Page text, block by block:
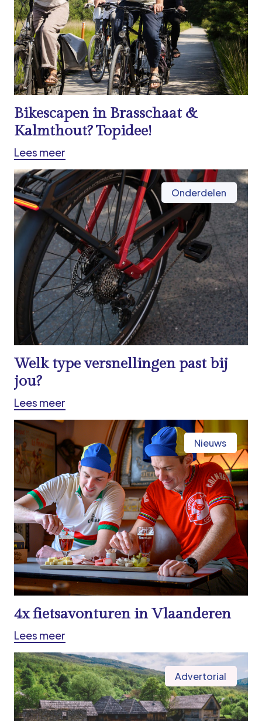
Bikescapen in Brasschaat &
Kalmthout? Topidee!
Lees meer
Onderdelen
Welk type versnellingen past bij
jou?
Lees meer
Nieuws
4x fietsavonturen in Vlaanderen
Lees meer
Advertorial